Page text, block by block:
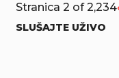
Stranica 2 of 2,234
SLUŠAJTE UŽIVO